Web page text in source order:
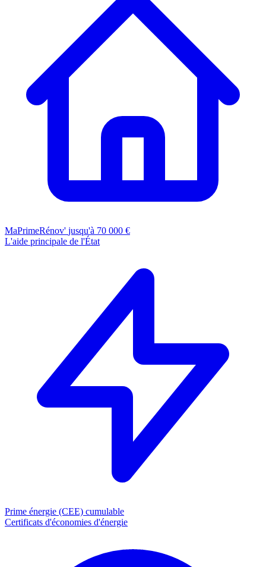
MaPrimeRénov' jusqu'à 70 000 €
L'aide principale de l'État
Prime énergie (CEE) cumulable
Certificats d'économies d'énergie